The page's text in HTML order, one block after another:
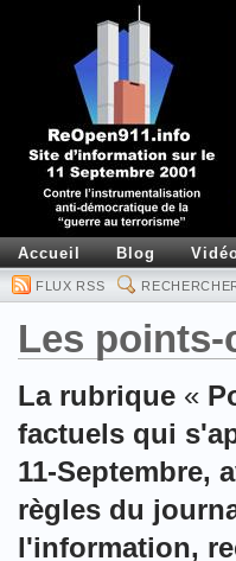
Accueil Blog
FLUX RSS
Les points-
La rubrique «
factuels qui
11-Septembre,
règles du
l'information,